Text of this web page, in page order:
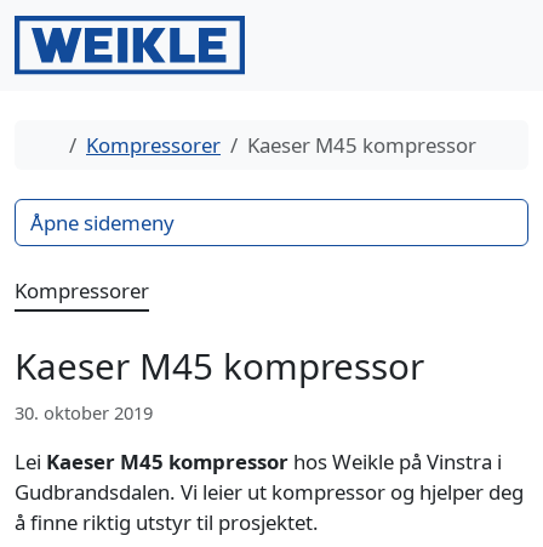
Gå til innhold
Gå til bunntekst
HjemKompressorer Kaeser M45 kompressor
Kompressorer
Kaeser M45 kompressor
30. oktober 2019
Lei Kaeser M45 kompressor hos Weikle på Vinstra i
Gudbrandsdalen. Vi leier ut kompressor og hjelper deg
å finne riktig utstyr til prosjektet.
Åpne sidemeny